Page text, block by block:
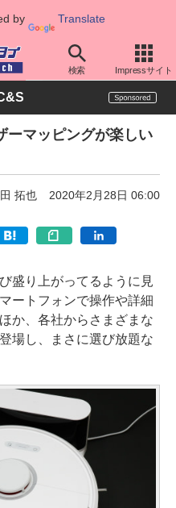
by Translate
検索 Impressサイト
IoT
ーマッピングが楽しい
拓也 2020年2月28日 06:00
盛り上がってるように見
ートフォンで操作や詳細
か、各社からさまざまな
場し、まさに選び放題な